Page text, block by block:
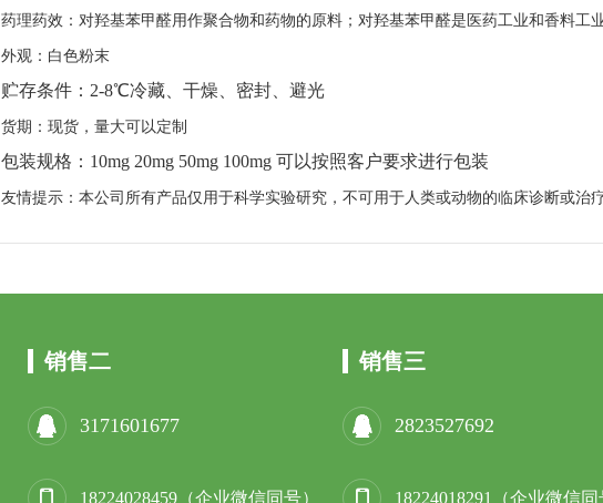
药理药效：对羟基苯甲醛用作聚合物和药物的原料；对羟基苯甲醛是医药工业和香料工
外观：白色粉末
贮存条件： 2-8℃冷藏、干燥、密封、避光
货期：现货，量大可以定制
包装规格： 10mg 20mg 50mg 100mg 可以按照客户要求进行包装
友情提示：本公司所有产品仅用于科学实验研究，不可用于人类或动物的临床诊断或治
销售二
3171601677
18224028459（企业微信同号）
销售三
2823527692
18224018291（企业微信同